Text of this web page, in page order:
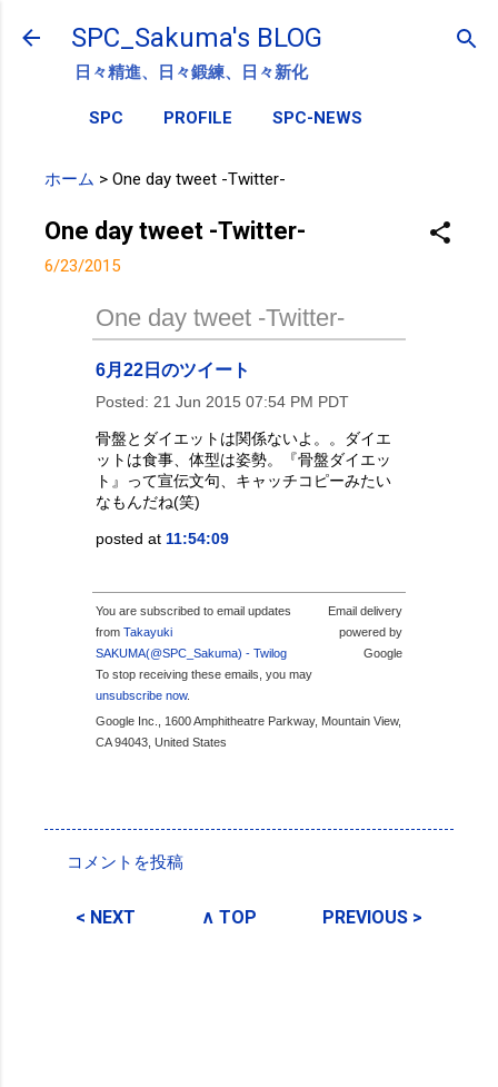
スキップしてメイン コンテンツに移動
SPC_Sakuma's BLOG
日々精進、日々鍛練、日々新化
SPC PROFILE SPC-NEWS
ホーム > One day tweet -Twitter-
One day tweet -Twitter-
6/23/2015
One day tweet -Twitter-
6月22日のツイート
Posted: 21 Jun 2015 07:54 PM PDT
骨盤とダイエットは関係ないよ。。ダイエ
ットは食事、体型は姿勢。『骨盤ダイエッ
ト』って宣伝文句、キャッチコピーみたい
なもんだね(笑)
posted at 11:54:09
You are subscribed to email updates
from Takayuki
SAKUMA(@SPC_Sakuma) - Twilog
To stop receiving these emails, you may
unsubscribe now.
Email delivery
powered by
Google
Google Inc., 1600 Amphitheatre Parkway, Mountain View,
CA 94043, United States
メ
コメントを投稿
< NEXT ∧ TOP PREVIOUS >